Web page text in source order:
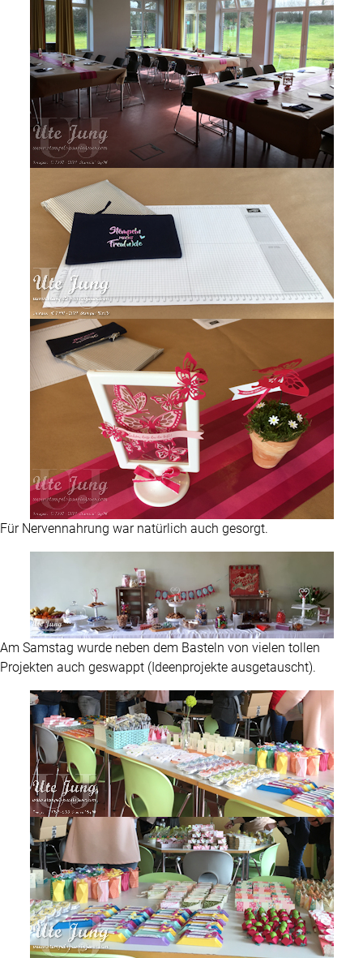
Für Nervennahrung war natürlich auch gesorgt.
Am Samstag wurde neben dem Basteln von vielen tollen
Projekten auch geswappt (Ideenprojekte ausgetauscht).